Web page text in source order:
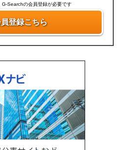
G-Searchの会員登録が必要です
登録こちら